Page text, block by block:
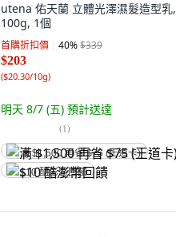
utena 佑天蘭 立體光澤濕髮造型乳,
100g, 1個
首購折扣價 40%$339
$203
($20.30/10g)
明天 8/7 (五) 預計送達
(1)
满 $1,500 再省 $75 (王道卡)
$10 酷澎幣回饋